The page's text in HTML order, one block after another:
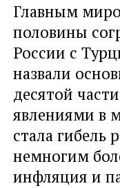
Главным
половины
России с
назвали
десятой
явлениями в
стала гибель
немногим
инфляция и